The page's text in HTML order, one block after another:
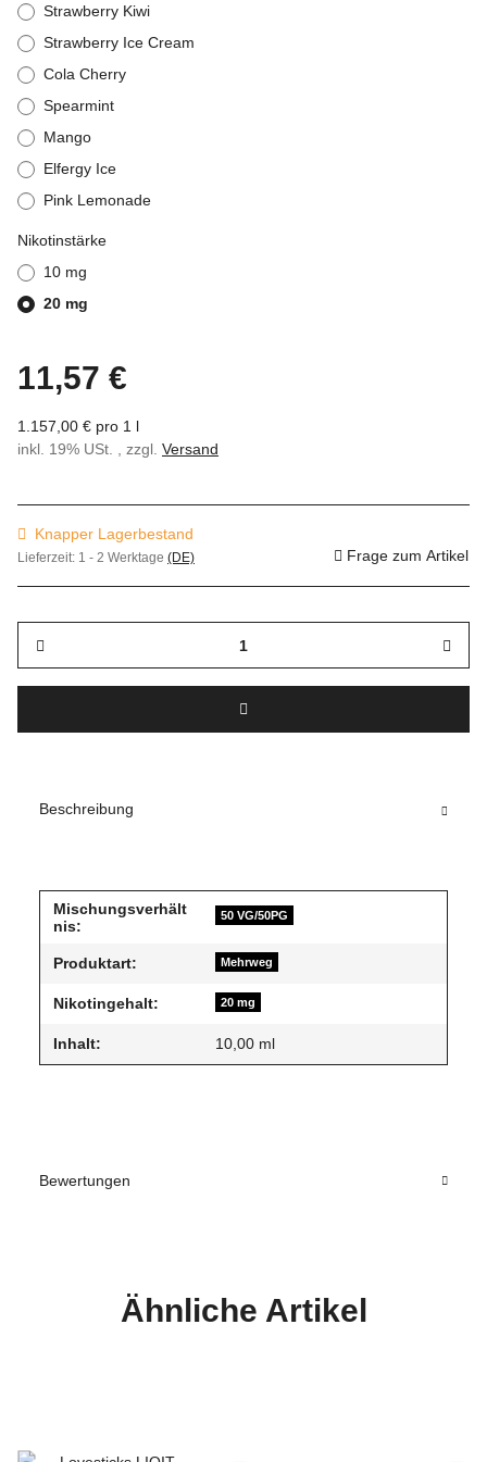
Strawberry Kiwi
Strawberry Ice Cream
Cola Cherry
Spearmint
Mango
Elfergy Ice
Pink Lemonade
Nikotinstärke
10 mg
20 mg
11,57 €
1.157,00 € pro 1 l
inkl. 19% USt. , zzgl. Versand
Knapper Lagerbestand
Lieferzeit: 1 - 2 Werktage (DE) Frage zum Artikel
Beschreibung
Mischungsverhält
nis:
50 VG/50PG
Produktart: Mehrweg
Nikotingehalt: 20 mg
Inhalt: 10,00 ml
Bewertungen
Ähnliche Artikel